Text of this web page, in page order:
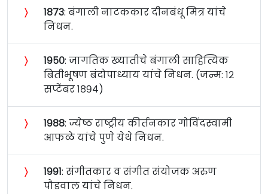
〉 १८७३: बंगाली नाटककार दीनबंधू मित्र यांचे
निधन.
〉 १९५०: जागतिक ख्यातीचे बंगाली साहित्यिक
बितीभूषण बंदोपाध्याय यांचे निधन. (जन्म: १२
सप्टेंबर १८९४)
〉 १९८८: ज्येष्ठ राष्ट्रीय कीर्तनकार गोविंदस्वामी
आफळे यांचे पुणे येथे निधन.
〉 १९९१: संगीतकार व संगीत संयोजक अरुण
पौडवाल यांचे निधन.